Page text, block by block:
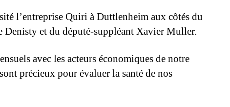
l’entreprise Quiri à Duttlenheim aux côtés du
Denisty et du député-suppléant Xavier Muller.
avec les acteurs économiques de notre
précieux pour évaluer la santé de nos